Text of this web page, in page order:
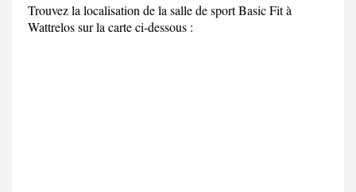
Trouvez la localisation de la salle de sport Basic Fit à
Wattrelos sur la carte ci-dessous :